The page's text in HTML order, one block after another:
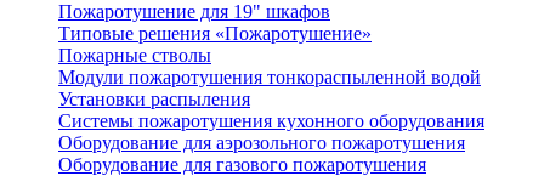
Пожаротушение для 19" шкафов
Типовые решения «Пожаротушение»
Пожарные стволы
Модули пожаротушения тонкораспыленной водой
Установки распыления
Системы пожаротушения кухонного оборудования
Оборудование для аэрозольного пожаротушения
Оборудование для газового пожаротушения